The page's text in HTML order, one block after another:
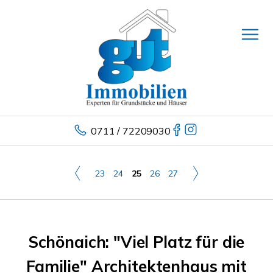
0711 / 72209030
23 24 25 26 27
Schönaich: "Viel Platz für die
Familie" Architektenhaus mit